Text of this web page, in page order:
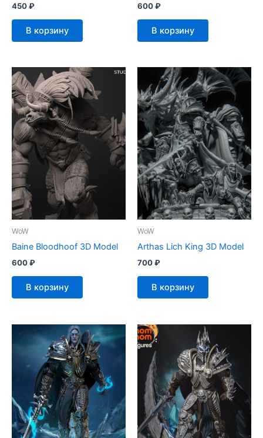
450₽
В корзину
600₽
В корзину
WoW
Baine Bloodhoof 3D Model
600₽
В корзину
WoW
Arthas Lich King 3D Model
700₽
В корзину